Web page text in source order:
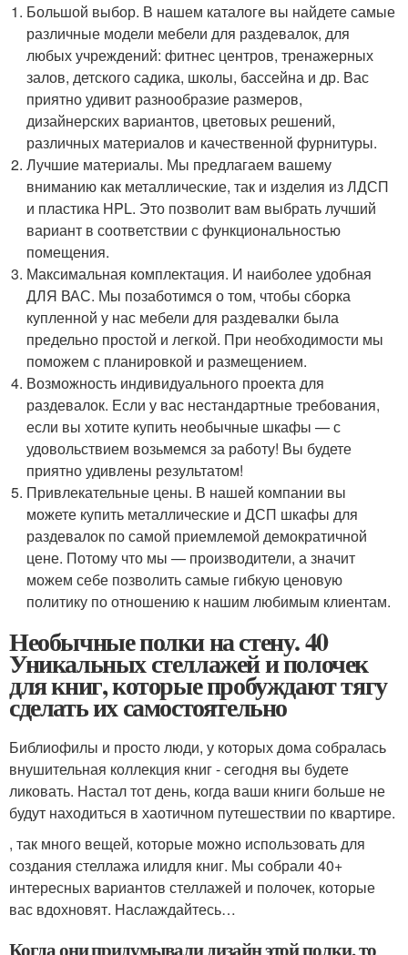
Большой выбор. В нашем каталоге вы найдете самые
различные модели мебели для раздевалок, для
любых учреждений: фитнес центров, тренажерных
залов, детского садика, школы, бассейна и др. Вас
приятно удивит разнообразие размеров,
дизайнерских вариантов, цветовых решений,
различных материалов и качественной фурнитуры.
Лучшие материалы. Мы предлагаем вашему
вниманию как металлические, так и изделия из ЛДСП
и пластика HPL. Это позволит вам выбрать лучший
вариант в соответствии с функциональностью
помещения.
Максимальная комплектация. И наиболее удобная
ДЛЯ ВАС. Мы позаботимся о том, чтобы сборка
купленной у нас мебели для раздевалки была
предельно простой и легкой. При необходимости мы
поможем с планировкой и размещением.
Возможность индивидуального проекта для
раздевалок. Если у вас нестандартные требования,
если вы хотите купить необычные шкафы — с
удовольствием возьмемся за работу! Вы будете
приятно удивлены результатом!
Привлекательные цены. В нашей компании вы
можете купить металлические и ДСП шкафы для
раздевалок по самой приемлемой демократичной
цене. Потому что мы — производители, а значит
можем себе позволить самые гибкую ценовую
политику по отношению к нашим любимым клиентам.
Необычные полки на стену. 40
Уникальных стеллажей и полочек
для книг, которые пробуждают тягу
сделать их самостоятельно
Библиофилы и просто люди, у которых дома собралась
внушительная коллекция книг - сегодня вы будете
ликовать. Настал тот день, когда ваши книги больше не
будут находиться в хаотичном путешествии по квартире.
, так много вещей, которые можно использовать для
создания стеллажа илидля книг. Мы собрали 40+
интересных вариантов стеллажей и полочек, которые
вас вдохновят. Наслаждайтесь…
Когда они придумывали дизайн этой полки, то